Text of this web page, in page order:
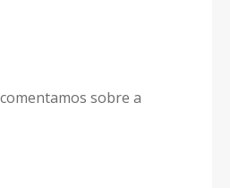
sobre a